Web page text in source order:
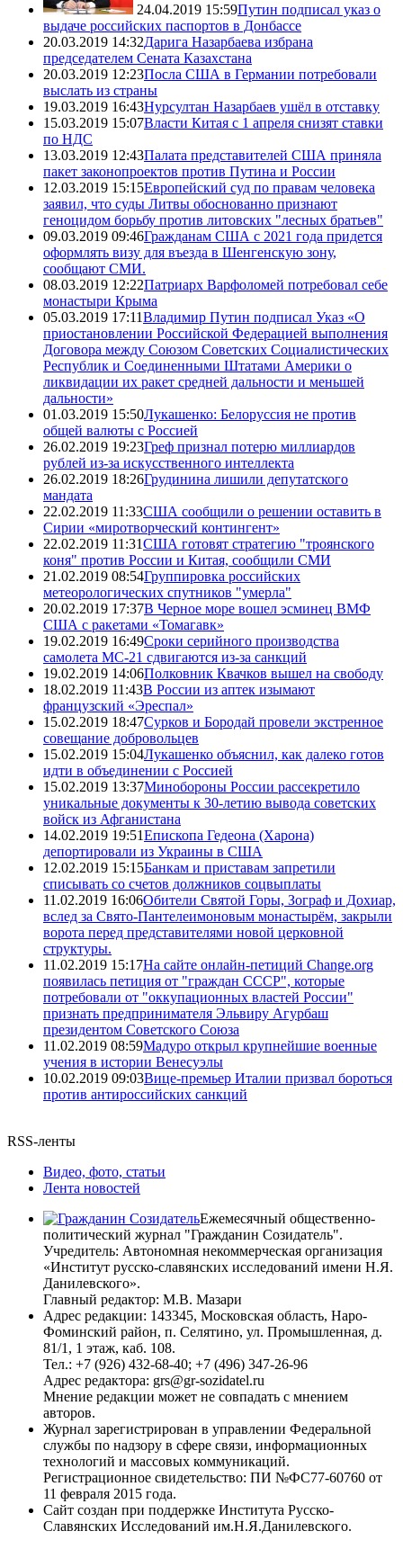
24.04.2019 15:59Путин подписал указ о
выдаче российских паспортов в Донбассе
20.03.2019 14:32Дарига Назарбаева избрана
председателем Сената Казахстана
20.03.2019 12:23Посла США в Германии потребовали
выслать из страны
19.03.2019 16:43Нурсултан Назарбаев ушёл в отставку
15.03.2019 15:07Власти Китая с 1 апреля снизят ставки
по НДС
13.03.2019 12:43Палата представителей США приняла
пакет законопроектов против Путина и России
12.03.2019 15:15Европейский суд по правам человека
заявил, что суды Литвы обоснованно признают
геноцидом борьбу против литовских "лесных братьев"
09.03.2019 09:46Гражданам США с 2021 года придется
оформлять визу для въезда в Шенгенскую зону,
сообщают СМИ.
08.03.2019 12:22Патриарх Варфоломей потребовал себе
монастыри Крыма
05.03.2019 17:11Владимир Путин подписал Указ «О
приостановлении Российской Федерацией выполнения
Договора между Союзом Советских Социалистических
Республик и Соединенными Штатами Америки о
ликвидации их ракет средней дальности и меньшей
дальности»
01.03.2019 15:50Лукашенко: Белоруссия не против
общей валюты с Россией
26.02.2019 19:23Греф признал потерю миллиардов
рублей из-за искусственного интеллекта
26.02.2019 18:26Грудинина лишили депутатского
мандата
22.02.2019 11:33США сообщили о решении оставить в
Сирии «миротворческий контингент»
22.02.2019 11:31США готовят стратегию "троянского
коня" против России и Китая, сообщили СМИ
21.02.2019 08:54Группировка российских
метеорологических спутников "умерла"
20.02.2019 17:37В Черное море вошел эсминец ВМФ
США с ракетами «Томагавк»
19.02.2019 16:49Сроки серийного производства
самолета МС-21 сдвигаются из-за санкций
19.02.2019 14:06Полковник Квачков вышел на свободу
18.02.2019 11:43В России из аптек изымают
французский «Эреспал»
15.02.2019 18:47Сурков и Бородай провели экстренное
совещание добровольцев
15.02.2019 15:04Лукашенко объяснил, как далеко готов
идти в объединении с Россией
15.02.2019 13:37Минобороны России рассекретило
уникальные документы к 30-летию вывода советских
войск из Афганистана
14.02.2019 19:51Епископа Гедеона (Харона)
депортировали из Украины в США
12.02.2019 15:15Банкам и приставам запретили
списывать со счетов должников соцвыплаты
11.02.2019 16:06Обители Святой Горы, Зограф и Дохиар,
вслед за Свято-Пантелеимоновым монастырём, закрыли
ворота перед представителями новой церковной
структуры.
11.02.2019 15:17На сайте онлайн-петиций Change.org
появилась петиция от "граждан СССР", которые
потребовали от "оккупационных властей России"
признать предпринимателя Эльвиру Агурбаш
президентом Советского Союза
11.02.2019 08:59Мадуро открыл крупнейшие военные
учения в истории Венесуэлы
10.02.2019 09:03Вице-премьер Италии призвал бороться
против антироссийских санкций
RSS-ленты
Видео, фото, статьи
Лента новостей
Ежемесячный общественно-
политический журнал "Гражданин Созидатель".
Учредитель: Автономная некоммерческая организация
«Институт русско-славянских исследований имени Н.Я.
Данилевского».
Главный редактор: М.В. Мазари
Адрес редакции: 143345, Московская область, Наро-
Фоминский район, п. Селятино, ул. Промышленная, д.
81/1, 1 этаж, каб. 108.
Тел.: +7 (926) 432-68-40; +7 (496) 347-26-96
Адрес редактора: grs@gr-sozidatel.ru
Мнение редакции может не совпадать с мнением
авторов.
Журнал зарегистрирован в управлении Федеральной
службы по надзору в сфере связи, информационных
технологий и массовых коммуникаций.
Регистрационное свидетельство: ПИ №ФС77-60760 от
11 февраля 2015 года.
Сайт создан при поддержке Института Русско-
Славянских Исследований им.Н.Я.Данилевского.